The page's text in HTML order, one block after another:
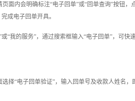
内会明确标注“电子回单”或“回单查询”按钮
成电子回单开具。
我的服务”，通过搜索框输入“电子回单”，可快
择“电子回单验证”，输入回单号及收款人姓名